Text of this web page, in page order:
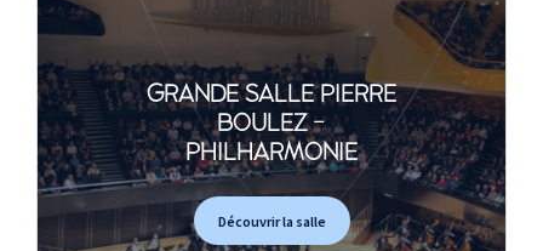
GRANDE SALLE PIERRE
BOULEZ -
PHILHARMONIE
Découvrir la salle